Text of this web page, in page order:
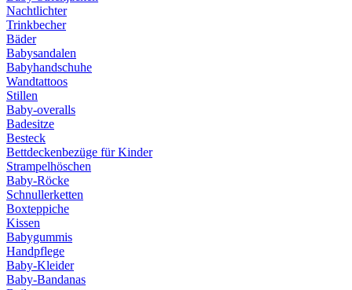
Nachtlichter
Trinkbecher
Bäder
Babysandalen
Babyhandschuhe
Wandtattoos
Stillen
Baby-overalls
Badesitze
Besteck
Bettdeckenbezüge für Kinder
Strampelhöschen
Baby-Röcke
Schnullerketten
Boxteppiche
Kissen
Babygummis
Handpflege
Baby-Kleider
Baby-Bandanas